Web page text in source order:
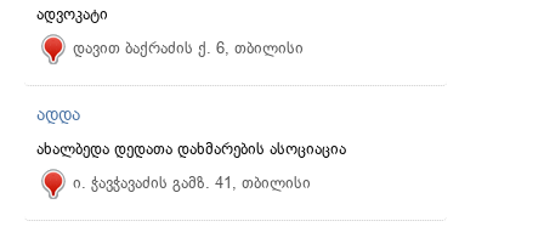
ადვოკატი
დავით ბაქრაძის ქ. 6, თბილისი
ადდა
ახალბედა დედათა დახმარების ასოციაცია
ი. ჭავჭავაძის გამზ. 41, თბილისი